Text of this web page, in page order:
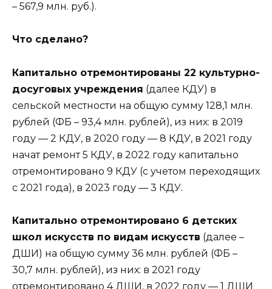
– 567,9 млн. руб.).
Что сделано?
Капитально отремонтированы 22 культурно-
досуговых учреждения (далее КДУ) в
сельской местности на общую сумму 128,1 млн.
рублей (ФБ – 93,4 млн. рублей), из них: в 2019
году — 2 КДУ, в 2020 году — 8 КДУ, в 2021 году
начат ремонт 5 КДУ, в 2022 году капитально
отремонтировано 9 КДУ (с учетом переходящих
с 2021 года), в 2023 году — 3 КДУ.
Капитально отремонтировано 6 детских
школ искусств по видам искусств (далее –
ДШИ) на общую сумму 36 млн. рублей (ФБ –
30,7 млн. рублей), из них: в 2021 году
отремонтировано 4 ДШИ, в 2022 году — 1 ДШИ